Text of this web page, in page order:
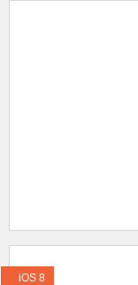
iOS 8